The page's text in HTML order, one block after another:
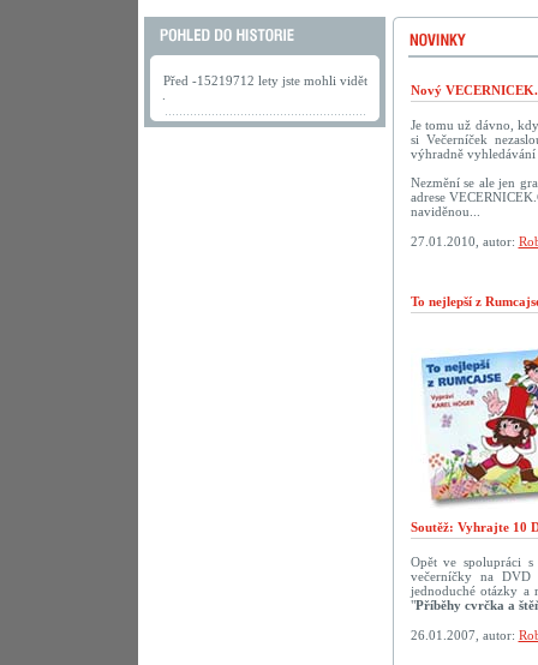
Před -15219712 lety jste mohli vidět
Nový
Je tomu už dávno,
si Večerníček
výhradně
Nezmění se ale jen
adrese
naviděnou...
27.01.2010, autor:
To nejlepší z
Soutěž: Vyhrajte 10
Opět ve spolupráci
večerníčky na
jednoduché otázky a
"Příběhy cvrčka a
26.01.2007, autor: